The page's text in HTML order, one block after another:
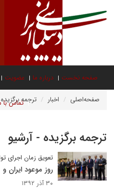
صفحه نخست درباره ما عضویت
تماس با صفحه‌اصلی اخبار ترجمه برگزیده
ترجمه برگزیده - آرشیو
تعویق زمان اجرای توافقنامه
روز موعود ایران و 1+5 از راه نرسید
۳۰ آذر ۱۳۹۲